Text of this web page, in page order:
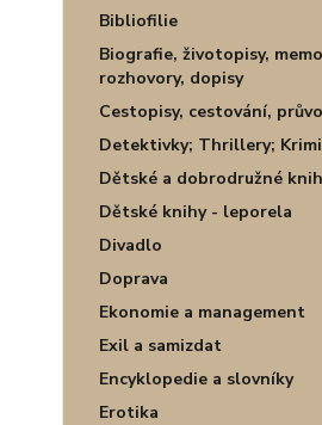
Bibliofilie
Biografie, životopisy,
rozhovory, dopisy
Cestopisy, cestování,
Detektivky; Thrillery; Krimi
Dětské a dobrodružné
Dětské knihy - leporela
Divadlo
Doprava
Ekonomie a management
Exil a samizdat
Encyklopedie a slovníky
Erotika